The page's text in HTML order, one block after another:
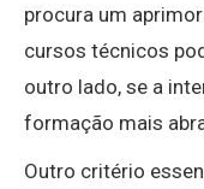
procura um
cursos técnicos
outro lado, se a
formação mais
Outro critério